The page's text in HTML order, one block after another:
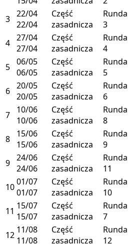
3 22/04
22/04
Część
zasadnicza
Runda
3
4 27/04
27/04
Część
zasadnicza
Runda
4
5 06/05
06/05
Część
zasadnicza
Runda
5
6 20/05
20/05
Część
zasadnicza
Runda
6
7
10/06
10/06
Część
zasadnicza
Runda
8
8
15/06
15/06
Część
zasadnicza
Runda
9
9 24/06
24/06
Część
zasadnicza
Runda
11
1001/07
01/07
Część
zasadnicza
Runda
10
11 15/07
15/07
Część
zasadnicza
Runda
7
12 11/08
11/08
Część
zasadnicza
Runda
12